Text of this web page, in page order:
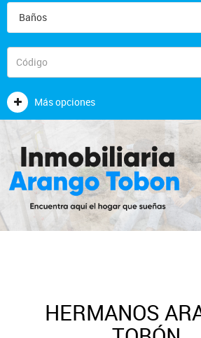
Más opciones
HERMANOS